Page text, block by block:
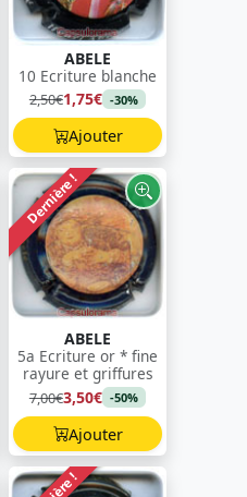
ABELE
10 Ecriture blanche
2,50€1,75€ -30%
Ajouter
Dernière !
ABELE
5a Ecriture or * fine
rayure et griffures
7,00€3,50€ -50%
Ajouter